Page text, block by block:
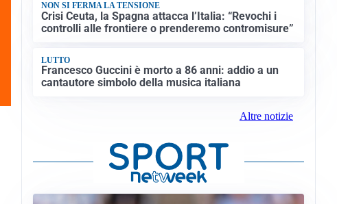
NON SI FERMA LA TENSIONE
Crisi Ceuta, la Spagna attacca l’Italia: “Revochi i
controlli alle frontiere o prenderemo contromisure”
LUTTO
Francesco Guccini è morto a 86 anni: addio a un
cantautore simbolo della musica italiana
Altre notizie